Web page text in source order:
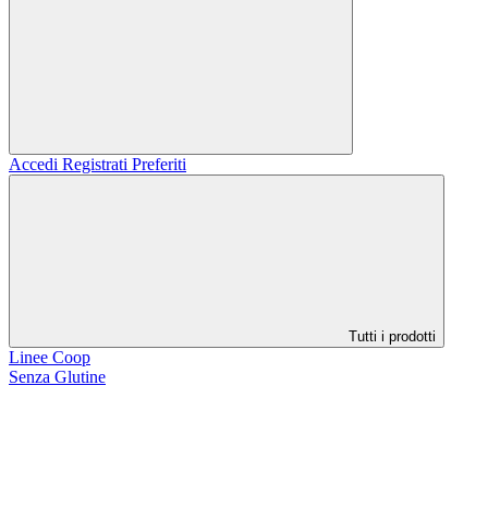
Accedi Registrati Preferiti
Tutti i prodotti
Linee Coop
Senza Glutine